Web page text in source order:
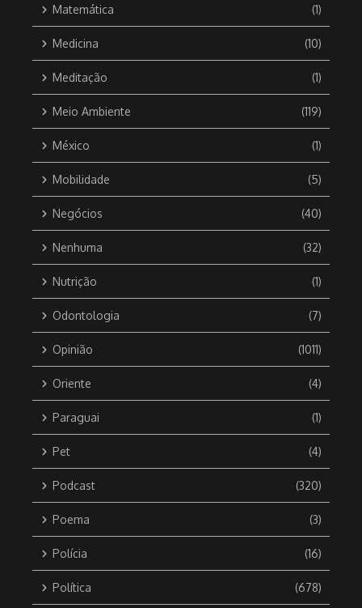
Matemática (1)
Medicina (10)
Meditação (1)
Meio Ambiente (119)
México (1)
Mobilidade (5)
Negócios (40)
Nenhuma (32)
Nutrição (1)
Odontologia (7)
Opinião (1011)
Oriente (4)
Paraguai (1)
Pet (4)
Podcast (320)
Poema (3)
Polícia (16)
Política (678)